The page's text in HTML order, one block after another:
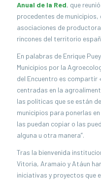
Anual de la Red, que
procedentes de
asociaciones de
rincones del territorio
En palabras de Enrique
Municipios por la
del Encuentro es
centradas en la
las políticas que se están
municipios para ponerlas
las puedan copiar o las
alguna u otra manera”.
Tras la bienvenida
Vitoria, Aramaio y Atáun
iniciativas y proyectos que